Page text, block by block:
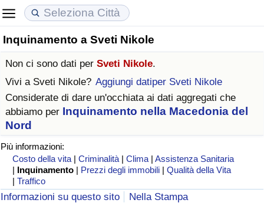
Inquinamento a Sveti Nikole
Non ci sono dati per Sveti Nikole.
Vivi a Sveti Nikole? Aggiungi datiper Sveti Nikole
Considerate di dare un'occhiata ai dati aggregati che
abbiamo per Inquinamento nella Macedonia del
Nord
Più informazioni:
Costo della vita |Criminalità |Clima |Assistenza Sanitaria
| Inquinamento | Prezzi degli immobili |Qualità della Vita
|Traffico
Informazioni su questo sito
Nella Stampa
Costo della vita
Indice Del Costo Della Vita
ad Aqaba
Prezzi degli immobili
Indice del Prezzo delle Case
Qualità della Vita
Indice della Qualità della Vita (Corrente)
Criminalità
Indice del Tasso di Criminalità (Corrente)